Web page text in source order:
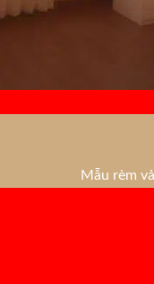
Mẫu rèm